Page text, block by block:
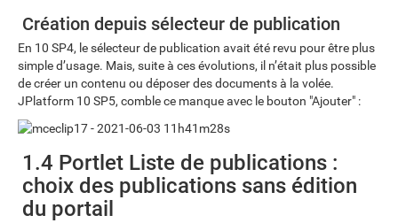
Création depuis sélecteur de publication
En 10 SP4, le sélecteur de publication avait été revu pour être plus
simple d’usage. Mais, suite à ces évolutions, il n’était plus possible
de créer un contenu ou déposer des documents à la volée.
JPlatform 10 SP5, comble ce manque avec le bouton "Ajouter" :
1.4 Portlet Liste de publications :
choix des publications sans édition
du portail